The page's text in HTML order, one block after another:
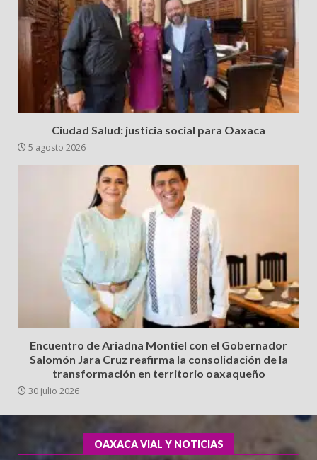
Ciudad Salud: justicia social para Oaxaca
5 agosto 2026
Encuentro de Ariadna Montiel con el Gobernador
Salomón Jara Cruz reafirma la consolidación de la
transformación en territorio oaxaqueño
30 julio 2026
OAXACA VIAL Y NOTICIAS